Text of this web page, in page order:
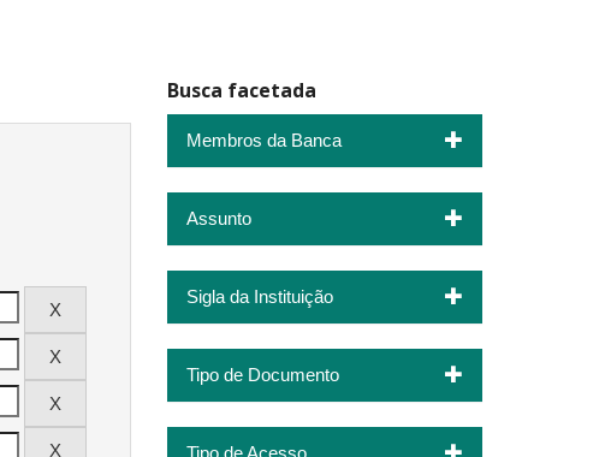
Busca facetada
Membros da Banca
Assunto
Sigla da Instituição
Tipo de Documento
Tipo de Acesso